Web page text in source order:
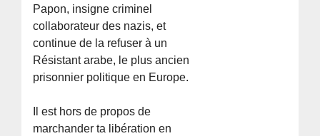
Papon, insigne criminel
collaborateur des nazis, et
continue de la refuser à un
Résistant arabe, le plus ancien
prisonnier politique en Europe.
Il est hors de propos de
marchander ta libération en